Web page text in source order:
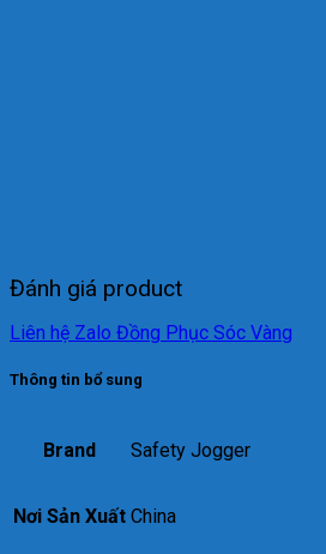
Đánh giá product
Liên hệ Zalo Đồng Phục Sóc Vàng
Thông tin bổ sung
Brand Safety Jogger
Nơi Sản Xuất China